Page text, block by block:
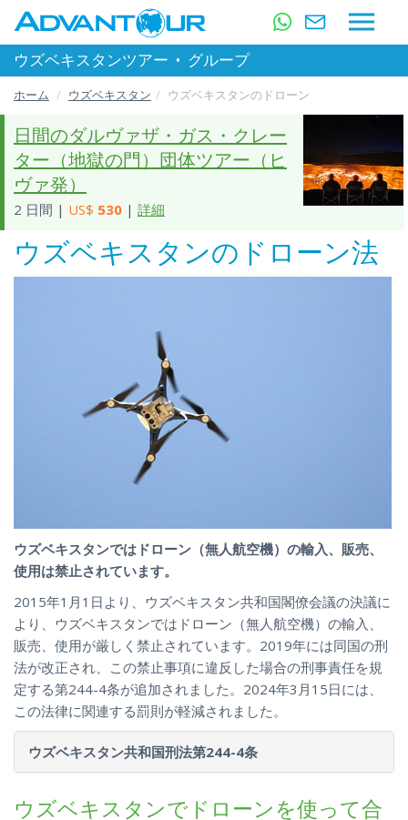
ウズベキスタンツアー • グループ
ホーム ウズベキスタン ウズベキスタンのドローン
日間のダルヴァザ・ガス・クレー
ター（地獄の門）団体ツアー（ヒ
ヴァ発）
2 日間 | US$ 530 | 詳細
ウズベキスタンのドローン法
ウズベキスタンではドローン（無人航空機）の輸入、販売、
使用は禁止されています。
2015年1月1日より、ウズベキスタン共和国閣僚会議の決議に
より、ウズベキスタンではドローン（無人航空機）の輸入、
販売、使用が厳しく禁止されています。2019年には同国の刑
法が改正され、この禁止事項に違反した場合の刑事責任を規
定する第244-4条が追加されました。2024年3月15日には、
この法律に関連する罰則が軽減されました。
ウズベキスタン共和国刑法第244-4条
ウズベキスタンでドローンを使って合